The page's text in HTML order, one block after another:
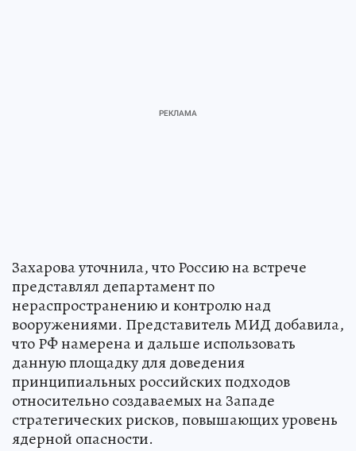
Захарова уточнила, что Россию на встрече
представлял департамент по
нераспространению и контролю над
вооружениями. Представитель МИД добавила,
что РФ намерена и дальше использовать
данную площадку для доведения
принципиальных российских подходов
относительно создаваемых на Западе
стратегических рисков, повышающих уровень
ядерной опасности.